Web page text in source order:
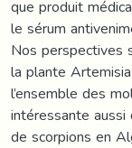
que produit
le sérum
Nos perspectives
la plante
l’ensemble des
intéressante
de scorpions en